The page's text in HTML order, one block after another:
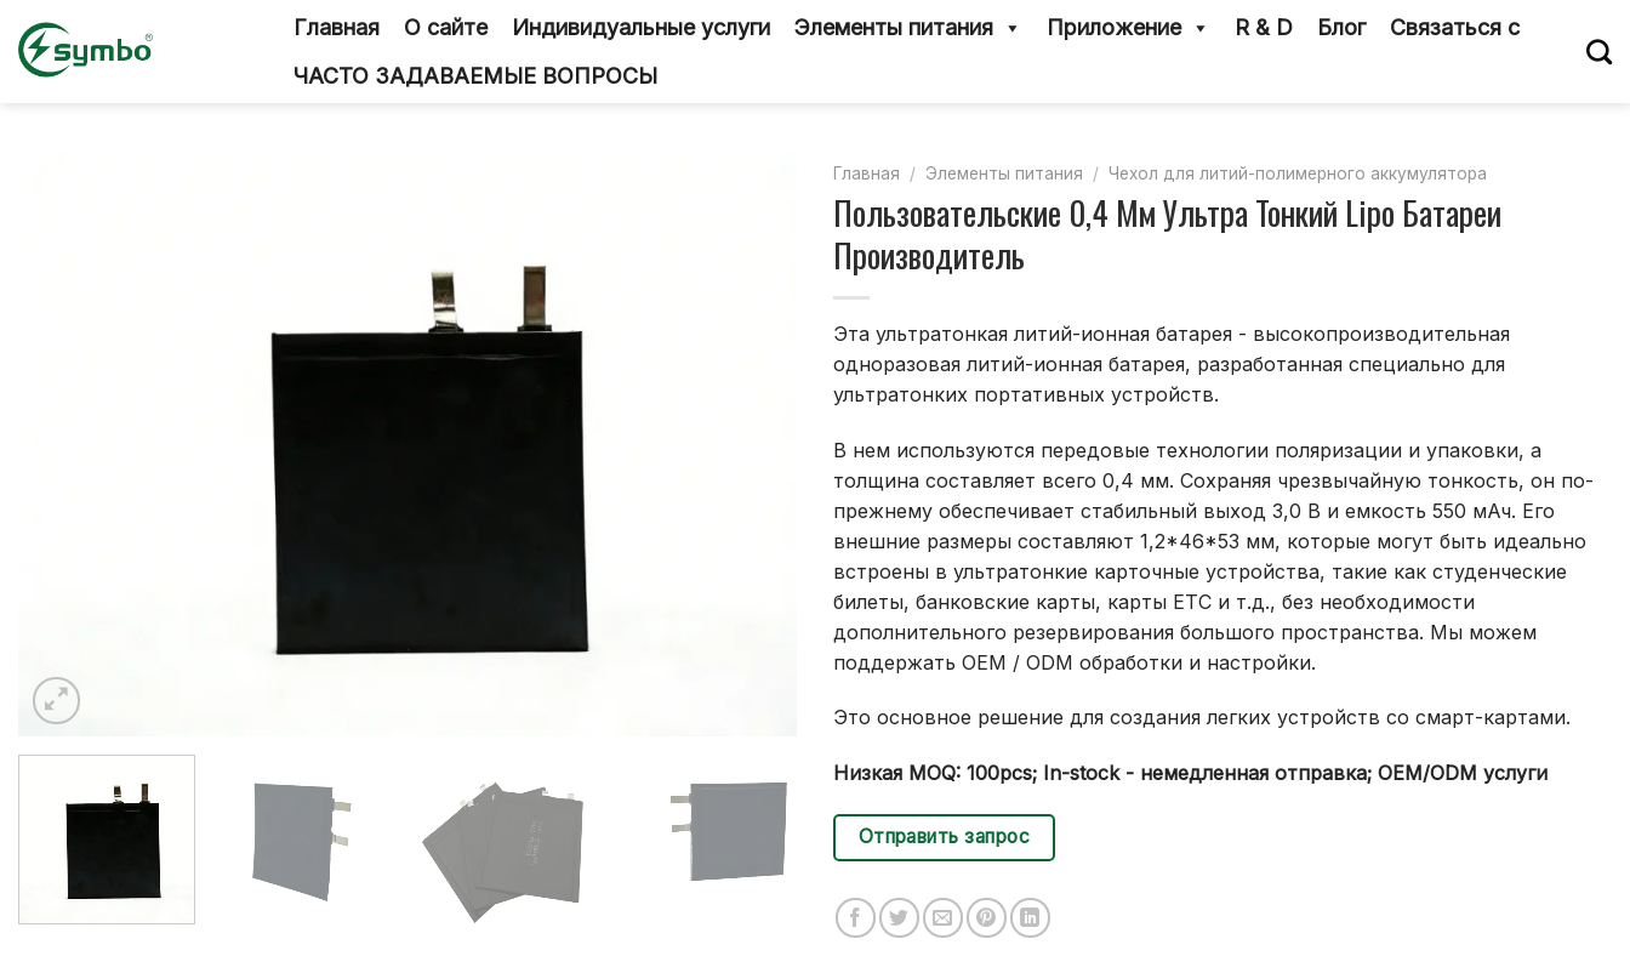
содержанию
Главная О сайте Индивидуальные услуги Элементы питания Приложение R & D Блог
Связаться с
ЧАСТО ЗАДАВАЕМЫЕ ВОПРОСЫ
Главная / Элементы питания / Чехол для литий-полимерного аккумулятора
Пользовательские 0,4 Мм Ультра Тонкий Lipo Батареи
Производитель
Эта ультратонкая литий-ионная батарея - высокопроизводительная
одноразовая литий-ионная батарея, разработанная специально для
ультратонких портативных устройств.
В нем используются передовые технологии поляризации и упаковки, а
толщина составляет всего 0,4 мм. Сохраняя чрезвычайную тонкость, он по-
прежнему обеспечивает стабильный выход 3,0 В и емкость 550 мАч. Его
внешние размеры составляют 1,2*46*53 мм, которые могут быть идеально
встроены в ультратонкие карточные устройства, такие как студенческие
билеты, банковские карты, карты ETC и т.д., без необходимости
дополнительного резервирования большого пространства. Мы можем
поддержать OEM / ODM обработки и настройки.
Это основное решение для создания легких устройств со смарт-картами.
Низкая MOQ: 100pcs; In-stock - немедленная отправка; OEM/ODM услуги
Отправить запрос